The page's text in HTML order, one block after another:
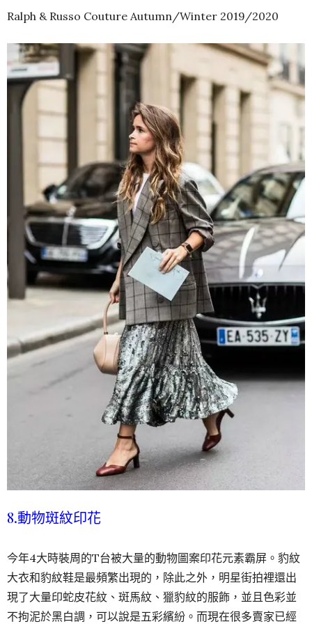
Ralph & Russo Couture Autumn/Winter 2019/2020
8.動物斑紋印花
今年4大時裝周的T台被大量的動物圖案印花元素霸屏。豹紋
大衣和豹紋鞋是最頻繁出現的，除此之外，明星街拍裡還出
現了大量印蛇皮花紋、斑馬紋、獵豹紋的服飾，並且色彩並
不拘泥於黑白調，可以說是五彩繽紛。而現在很多賣家已經